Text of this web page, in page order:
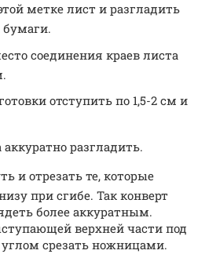
метке лист и разгладить
бумаги.
соединения краев листа
отступить по 1,5-2 см и
разгладить.
и отрезать те, которые
при сгибе. Так конверт
более аккуратным.
верхней части под
срезать ножницами.